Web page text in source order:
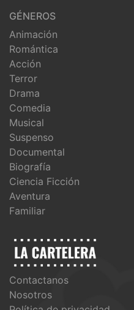
GÉNEROS
Animación
Romántica
Acción
Terror
Drama
Comedia
Musical
Suspenso
Documental
Biografía
Ciencia Ficción
Aventura
Familiar
Contactanos
Nosotros